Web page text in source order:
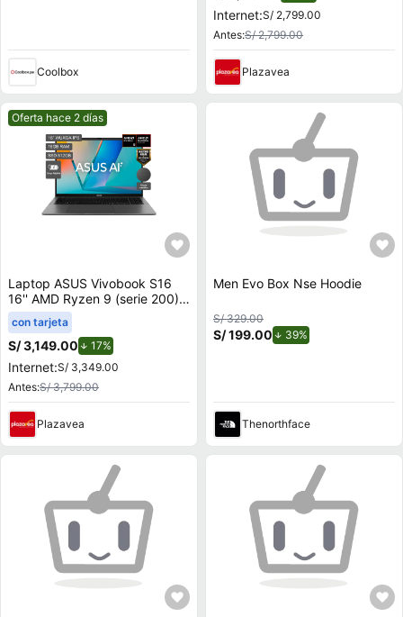
Coolbox
Internet:S/ 2,799.00
Antes:S/ 2,799.00
Plazavea
Mejor precio.
Oferta hace 2 días
Laptop ASUS Vivobook S16
16'' AMD Ryzen 9 (serie 200)
16GB 512GB SSD M3607HA-
RP082W
con tarjeta
S/ 3,149.00 17%
Internet:S/ 3,349.00
Antes:S/ 3,799.00
Plazavea
Men Evo Box Nse Hoodie
S/ 329.00
S/ 199.00 39%
Thenorthface